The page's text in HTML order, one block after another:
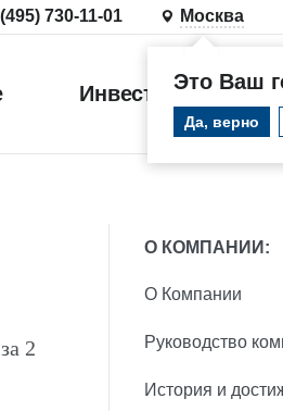
730-11-01 Москва
Это Ваш
Да, верно
Инвестиции
2
О КОМПАНИИ:
О Компании
Руководство
История и